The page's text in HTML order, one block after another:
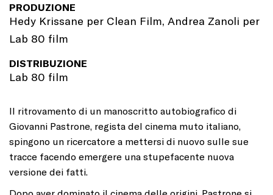
PRODUZIONE
Hedy Krissane per Clean Film, Andrea Zanoli per
Lab 80 film
DISTRIBUZIONE
Lab 80 film
Il ritrovamento di un manoscritto autobiografico di
Giovanni Pastrone, regista del cinema muto italiano,
spingono un ricercatore a mettersi di nuovo sulle sue
tracce facendo emergere una stupefacente nuova
versione dei fatti.